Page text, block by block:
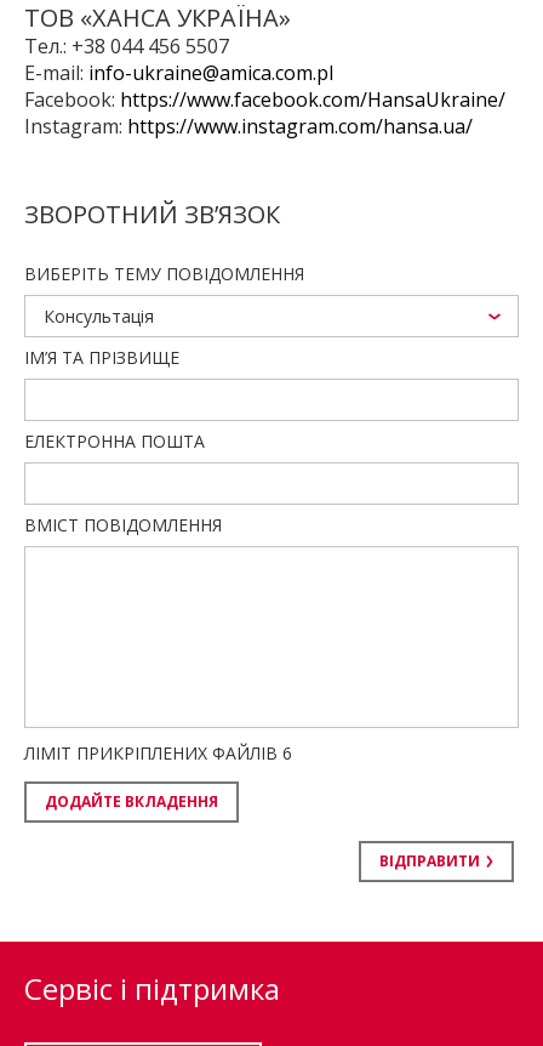
ТОВ «ХАНСА УКРАЇНА»
Тел.: +38 044 456 5507
E-mail: info-ukraine@amica.com.pl
Facebook: https://www.facebook.com/HansaUkraine/
Instagram: https://www.instagram.com/hansa.ua/
ЗВОРОТНИЙ ЗВ’ЯЗОК
ВИБЕРІТЬ ТЕМУ ПОВІДОМЛЕННЯ
Консультація
ІМ’Я ТА ПРІЗВИЩЕ
ЕЛЕКТРОННА ПОШТА
ВМІСТ ПОВІДОМЛЕННЯ
ЛІМІТ ПРИКРІПЛЕНИХ ФАЙЛІВ 6
ДОДАЙТЕ ВКЛАДЕННЯ
ВІДПРАВИТИ
Сервіс і підтримка